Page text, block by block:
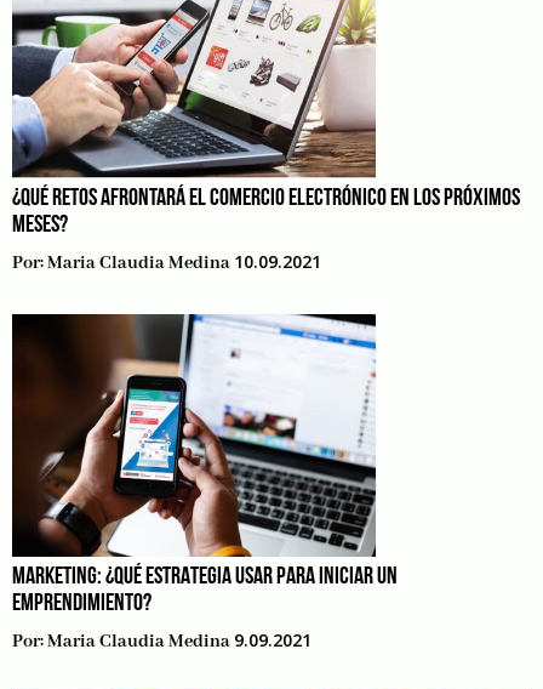
¿QUÉ RETOS AFRONTARÁ EL COMERCIO ELECTRÓNICO EN LOS PRÓXIMOS
MESES?
Por:Maria Claudia Medina 10.09.2021
MARKETING: ¿QUÉ ESTRATEGIA USAR PARA INICIAR UN
EMPRENDIMIENTO?
Por:Maria Claudia Medina 9.09.2021